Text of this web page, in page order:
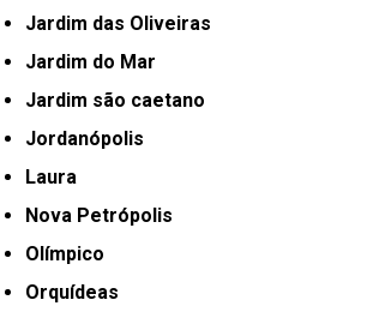
Jardim das Oliveiras
Jardim do Mar
Jardim são caetano
Jordanópolis
Laura
Nova Petrópolis
Olímpico
Orquídeas